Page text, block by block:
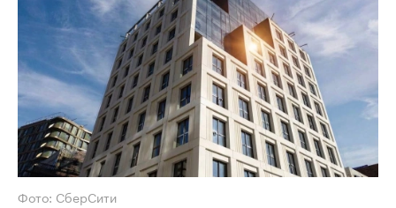
Фото: СберСити